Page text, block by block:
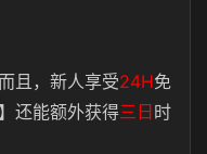
且，新人享受24H免
还能额外获得三日 时